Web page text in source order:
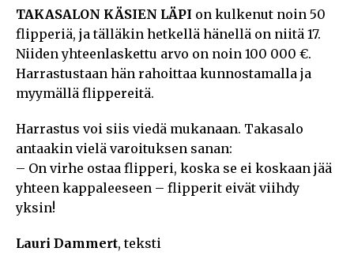
TAKASALON KÄSIEN LÄPI on kulkenut noin 50
flipperiä, ja tälläkin hetkellä hänellä on niitä 17.
Niiden yhteenlaskettu arvo on noin 100 000 €.
Harrastustaan hän rahoittaa kunnostamalla ja
myymällä flippereitä.
Harrastus voi siis viedä mukanaan. Takasalo
antaakin vielä varoituksen sanan:
– On virhe ostaa flipperi, koska se ei koskaan jää
yhteen kappaleeseen – flipperit eivät viihdy
yksin!
Lauri Dammert, teksti